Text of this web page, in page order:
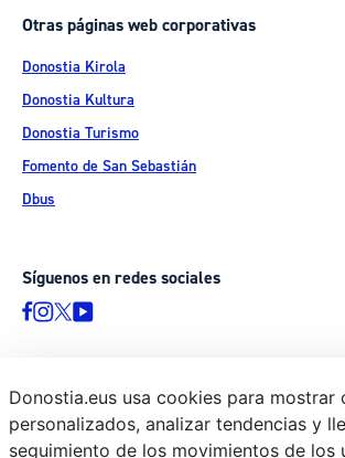
Otras páginas web corporativas
Donostia Kirola
Donostia Kultura
Donostia Turismo
Fomento de San Sebastián
Dbus
Síguenos en redes sociales
© Donostiako Udala - Ayuntamiento de Donostia /
Ijentea 1, 20003 Donostia / San Sebastián
Donostia.eus usa cookies para mostrar
personalizados, analizar tendencias y
seguimiento de los movimientos de los